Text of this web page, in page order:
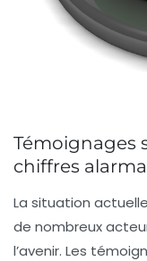
Témoignages
chiffres
La situation
de nombreux
l’avenir. Les